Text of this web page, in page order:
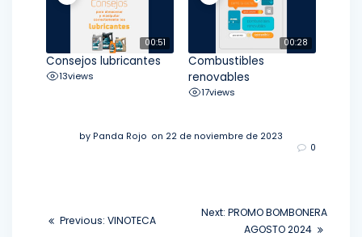
00:51
Consejos lubricantes
13views
00:28
Combustibles
renovables
17views
by Panda Rojo on 22 de noviembre de 2023
0
Previous: Previous
VINOTECA
Next: Next
post:
PROMO BOMBONERA
AGOSTO 2024